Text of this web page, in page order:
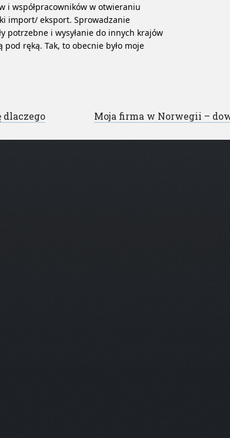
i współpracowników w otwieraniu
import/ eksport. Sprowadzanie
potrzebne i wysyłanie do innych krajów
ręką. Tak, to obecnie było moje
Moja firma w Norwegii –